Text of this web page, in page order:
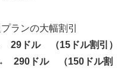
ランの大幅割引
29ドル （15ドル割引）
→ 290ドル （150ドル割